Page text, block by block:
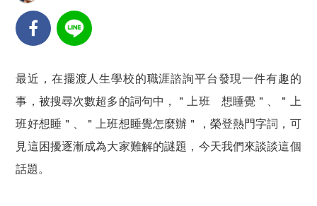
最近，在擺渡人生學校的職涯諮詢平台發現一件有趣的
事，被搜尋次數超多的詞句中，＂上班 想睡覺＂、＂上
班好想睡＂、＂上班想睡覺怎麼辦＂，榮登熱門字詞，可
見這困擾逐漸成為大家難解的謎題，今天我們來談談這個
話題。